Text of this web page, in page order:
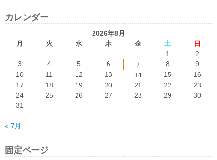
カレンダー
2026年8月
月
火 水 木 金 土
日
1
2
3
4 5 6 7 8
9
10
11 12 13 14 15
16
17
18 19 20 21 22
23
24
25 26 27 28 29
30
31
« 7月
固定ページ